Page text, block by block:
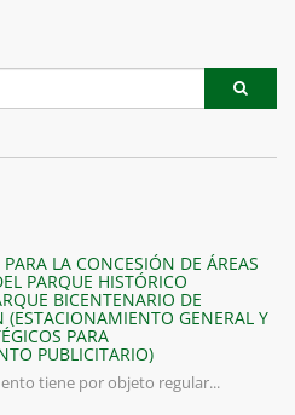
LA CONCESIÓN DE ÁREAS
PARQUE HISTÓRICO
BICENTENARIO DE
GENERAL Y
PARA
PUBLICITARIO)
tiene por objeto regular...